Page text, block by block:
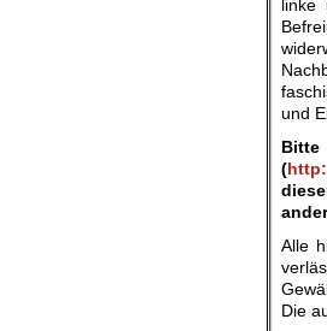
linke
und
(
Alle
Die